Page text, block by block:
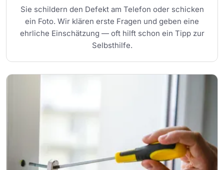
Sie schildern den Defekt am Telefon oder schicken
ein Foto. Wir klären erste Fragen und geben eine
ehrliche Einschätzung — oft hilft schon ein Tipp zur
Selbsthilfe.